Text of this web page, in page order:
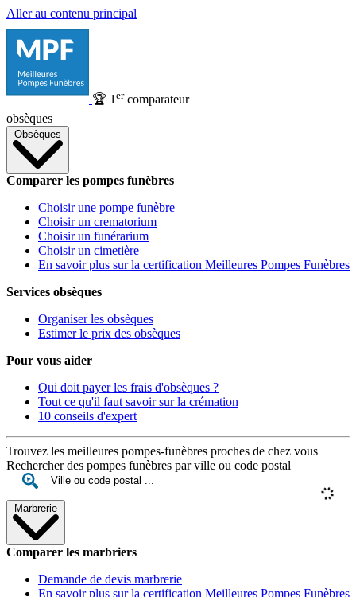
Aller au contenu principal
🏆 1 ercomparateur
obsèques
Obsèques
Comparer les pompes funèbres
Choisir une pompe funèbre
Choisir un crematorium
Choisir un funérarium
Choisir un cimetière
En savoir plus sur la certification Meilleures Pompes Funèbres
Services obsèques
Organiser les obsèques
Estimer le prix des obsèques
Pour vous aider
Qui doit payer les frais d'obsèques ?
Tout ce qu'il faut savoir sur la crémation
10 conseils d'expert
Trouvez les meilleures pompes-funèbres proches de chez vous
Rechercher des pompes funèbres par ville ou code postal
Marbrerie
Comparer les marbriers
Demande de devis marbrerie
En savoir plus sur la certification Meilleures Pompes Funèbres